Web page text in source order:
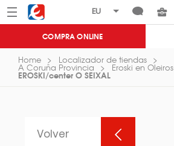
Menú Eroski
COMPRA ONLINE
Home Localizador de tiendas
A Coruña Provincia Eroski en Oleiros
EROSKI/center O SEIXAL
Volver